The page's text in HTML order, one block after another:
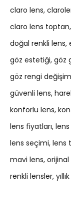
claro lens
claro lens toptan
doğal renkli lens
göz estetiği göz
göz rengi
güvenli lens
konforlu lens
lens fiyatları
lens seçimi lens
mavi lens orijinal
renkli lensler